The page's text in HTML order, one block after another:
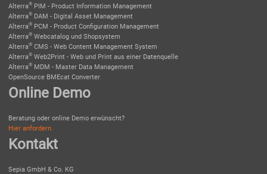
Alterra® PIM - Product Information Management
Alterra® DAM - Digital Asset Management
Alterra® PCM - Product Configuration Management
Alterra® Webcatalog und Shopsystem
Alterra® CMS - Web Content Management System
Alterra® Web2Print - Web und Print aus einer Datenquelle
Alterra® MDM - Master Data Management
OpenSource BMEcat Converter
Online Demo
Beratung oder online Demo erwünscht?
Hier anfordern.
Kontakt
Sepia GmbH & Co. KG